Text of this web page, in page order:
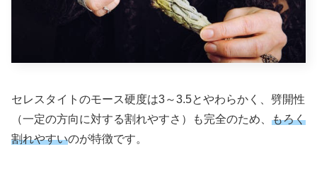
セレスタイトのモース硬度は3～3.5とやわらかく、劈開性
（一定の方向に対する割れやすさ）も完全のため、 もろく
割れやすいのが特徴です。